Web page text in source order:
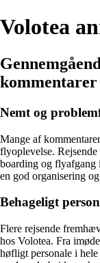
Volotea
kommentarer
Nemt og
Mange af
flyoplevelse.
boarding og flyafgang
en god organisering
Behageligt
Flere rejsende
hos Volotea. Fra
høfligt personale i